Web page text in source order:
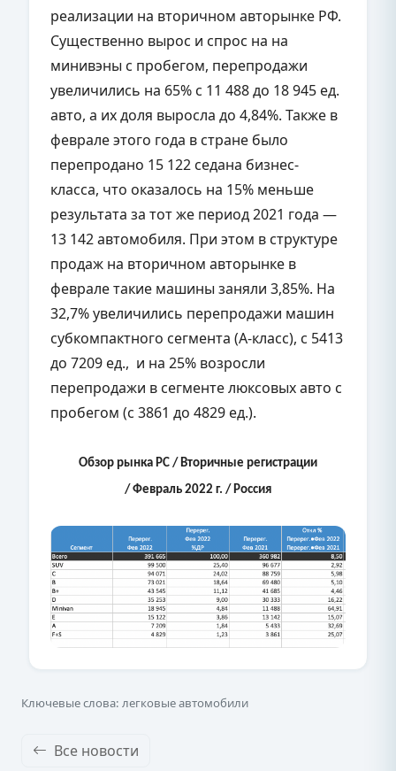
реализации на вторичном авторынке РФ.
Существенно вырос и спрос на на
минивэны с пробегом, перепродажи
увеличились на 65% с 11 488 до 18 945 ед.
авто, а их доля выросла до 4,84%. Также в
феврале этого года в стране было
перепродано 15 122 седана бизнес-
класса, что оказалось на 15% меньше
результата за тот же период 2021 года —
13 142 автомобиля. При этом в структуре
продаж на вторичном авторынке в
феврале такие машины заняли 3,85%. На
32,7% увеличились перепродажи машин
субкомпактного сегмента (А-класс), с 5413
до 7209 ед., и на 25% возросли
перепродажи в сегменте люксовых авто с
пробегом (с 3861 до 4829 ед.).
Обзор рынка PC / Вторичные регистрации
/ Февраль 2022 г. / Россия
Ключевые слова: легковые автомобили
Все новости